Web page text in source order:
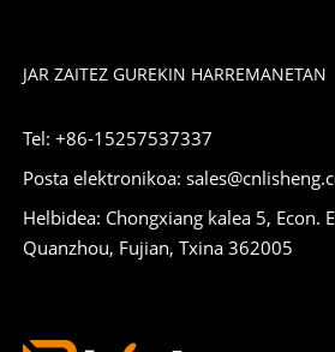
JAR ZAITEZ GUREKIN HARREMANETAN
Tel: +86-15257537337
Posta elektronikoa:
Helbidea: Chongxiang kalea 5, Econ.
Quanzhou, Fujian, Txina 362005